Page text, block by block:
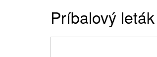
Príbalový leták